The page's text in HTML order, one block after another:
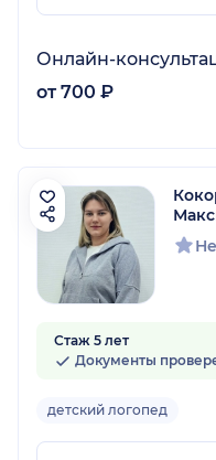
Онлайн-
от 700 ₽
Стаж 5 лет
Документы
детский логопед